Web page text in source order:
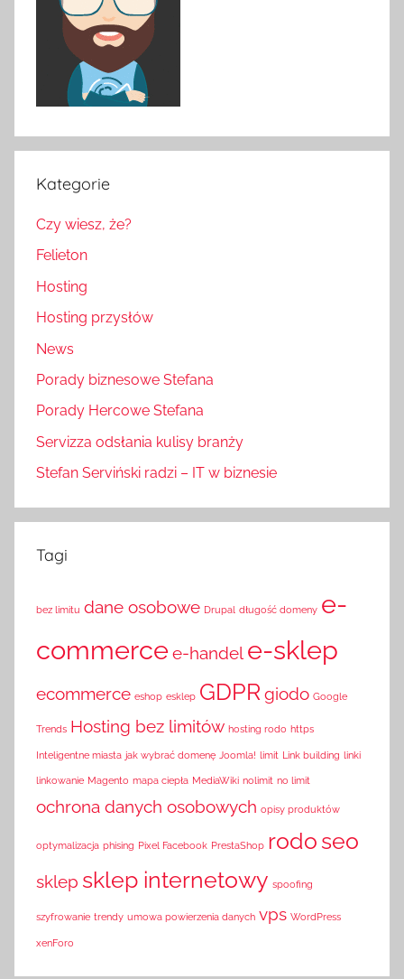
Kategorie
Czy wiesz, że?
Felieton
Hosting
Hosting przysłów
News
Porady biznesowe Stefana
Porady Hercowe Stefana
Servizza odsłania kulisy branży
Stefan Serviński radzi – IT w biznesie
Tagi
bez limitu dane osobowe Drupal długość domeny e-
commercee-handel e-sklep
ecommerce eshop esklep GDPRgiodo Google
Trends Hosting bez limitów hosting rodo https
Inteligentne miasta jak wybrać domenę Joomla! limit Link building linki
linkowanie Magento mapa ciepła MediaWiki nolimit no limit
ochrona danych osobowych opisy produktów
optymalizacja phising Pixel Facebook PrestaShop rodo seo
sklep sklep internetowy spoofing
szyfrowanie trendy umowa powierzenia danych vps WordPress
xenForo